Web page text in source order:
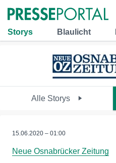
Storys Blaulicht
Alle Storys
15.06.2020 – 01:00
Neue Osnabrücker Zeitung